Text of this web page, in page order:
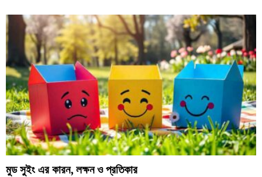
মুড সুইং এর কারন, লক্ষন ও প্রতিকার